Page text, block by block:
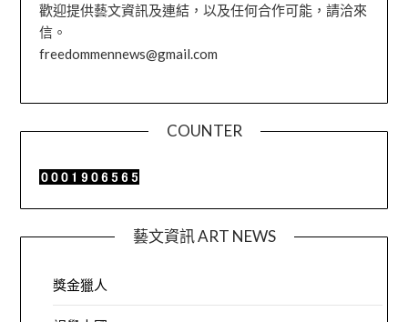
歡迎提供藝文資訊及連結，以及任何合作可能，請洽來
信。
freedommennews@gmail.com
COUNTER
藝文資訊 ART NEWS
獎金獵人